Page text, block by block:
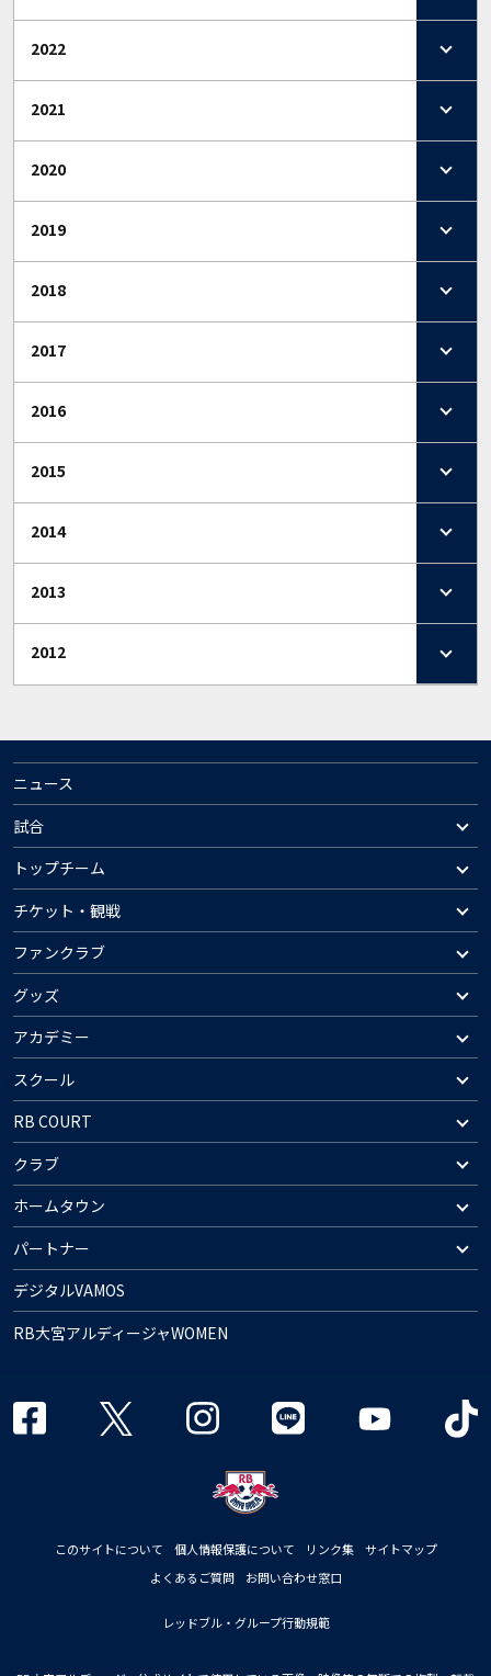
2022
2021
2020
2019
2018
2017
2016
2015
2014
2013
2012
ニュース
試合
トップチーム
チケット・観戦
ファンクラブ
グッズ
アカデミー
スクール
RB COURT
クラブ
ホームタウン
パートナー
デジタルVAMOS
RB大宮アルディージャWOMEN
このサイトについて 個人情報保護について リンク集
サイトマップ
よくあるご質問
お問い合わせ窓口
レッドブル・グループ行動規範